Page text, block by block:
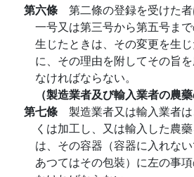
第六條 第二條の登録を受けた
一号又は第三号から第五号ま
生じたときは、その変更を生
に、その理由を附してその旨
なければならない。
（製造業者及び輸入業者の農藥
第七條 製造業者又は輸入業者
くは加工し、又は輸入した農
は、その容器（容器に入れな
あつてはその包裝）に左の事